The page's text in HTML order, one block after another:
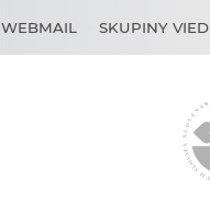
WEBMAIL SKUPINY VIED